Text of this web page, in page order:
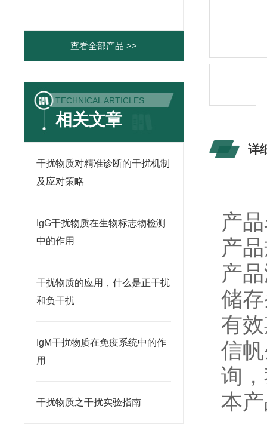
查看全部产品 >>
TECHNICAL ARTICLES
相关文章
干扰物质对精准诊断的干扰机制
及应对策略
IgG干扰物质在生物标志物检测
中的作用
干扰物质的应用，什么是正干扰
和负干扰
IgM干扰物质在免疫系统中的作
用
干扰物质之干扰实验指南
详
产
产
产
储
有
信
询
本